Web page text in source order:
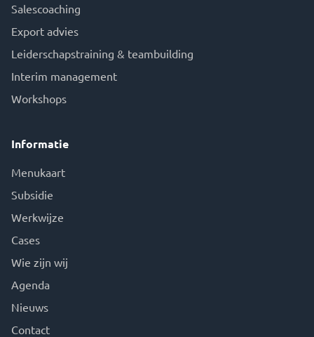
Salescoaching
Export advies
Leiderschapstraining & teambuilding
Interim management
Workshops
Informatie
Menukaart
Subsidie
Werkwijze
Cases
Wie zijn wij
Agenda
Nieuws
Contact